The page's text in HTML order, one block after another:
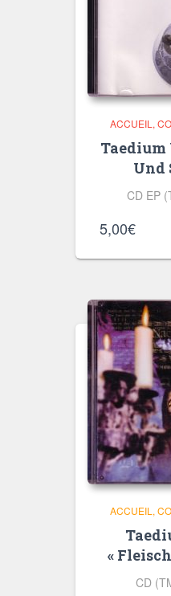
ACCUEIL
Taedium
Und
CD EP
5,00€
ACCUEIL
«
CD